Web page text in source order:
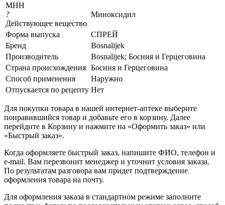
МНН
?
Действующее вещество
Миноксидил
Форма выпуска
СПРЕЙ
Бренд
Bosnalijek
Производитель
Bosnalijek; Босния и Герцеговина
Страна происхождения Босния и Герцеговина
Способ применения
Наружно
Отпускается по рецепту Нет
Для покупки товара в нашей интернет-аптеке выберите
понравившийся товар и добавьте его в корзину. Далее
перейдите в Корзину и нажмите на «Оформить заказ» или
«Быстрый заказ».
Когда оформляете быстрый заказ, напишите ФИО, телефон и
e-mail. Вам перезвонит менеджер и уточнит условия заказа.
По результатам разговора вам придет подтверждение
оформления товара на почту.
Для оформления заказа в стандартном режиме заполните